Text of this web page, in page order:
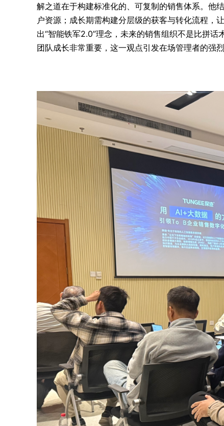
解之道在于构建标准化的、可复制的销售体系。他
户资源；成长期需构建分层级的获客与转化流程，
出“智能铁军2.0”理念，未来的销售组织不是比拼
团队成长非常重要，这一观点引发在场管理者的强烈